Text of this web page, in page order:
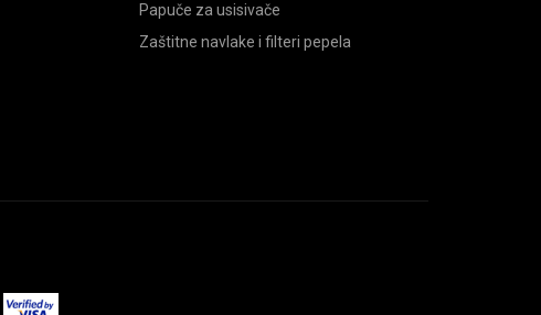
Papuče za usisivače
Zaštitne navlake i filteri pepela